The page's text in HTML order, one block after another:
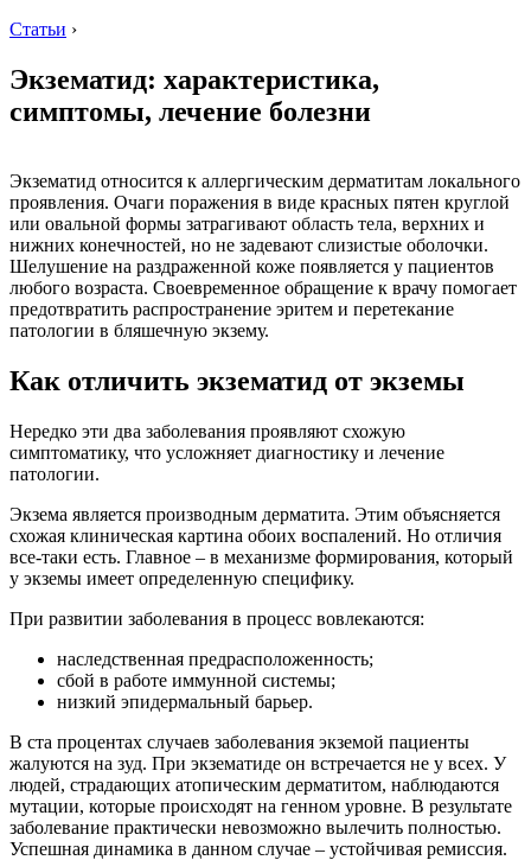
Статьи ›
Экзематид: характеристика,
симптомы, лечение болезни
Экзематид относится к аллергическим дерматитам локального
проявления. Очаги поражения в виде красных пятен круглой
или овальной формы затрагивают область тела, верхних и
нижних конечностей, но не задевают слизистые оболочки.
Шелушение на раздраженной коже появляется у пациентов
любого возраста. Своевременное обращение к врачу помогает
предотвратить распространение эритем и перетекание
патологии в бляшечную экзему.
Как отличить экзематид от экземы
Нередко эти два заболевания проявляют схожую
симптоматику, что усложняет диагностику и лечение
патологии.
Экзема является производным дерматита. Этим объясняется
схожая клиническая картина обоих воспалений. Но отличия
все-таки есть. Главное – в механизме формирования, который
у экземы имеет определенную специфику.
При развитии заболевания в процесс вовлекаются:
наследственная предрасположенность;
сбой в работе иммунной системы;
низкий эпидермальный барьер.
В ста процентах случаев заболевания экземой пациенты
жалуются на зуд. При экзематиде он встречается не у всех. У
людей, страдающих атопическим дерматитом, наблюдаются
мутации, которые происходят на генном уровне. В результате
заболевание практически невозможно вылечить полностью.
Успешная динамика в данном случае – устойчивая ремиссия.